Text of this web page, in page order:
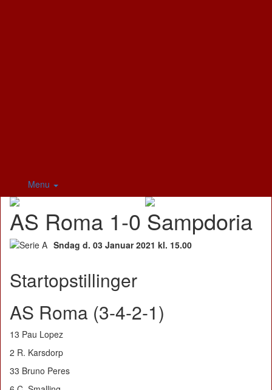
Menu
AS Roma 1-0 Sampdoria
Sndag d. 03 Januar 2021 kl. 15.00
Startopstillinger
AS Roma (3-4-2-1)
13 Pau Lopez
2 R. Karsdorp
33 Bruno Peres